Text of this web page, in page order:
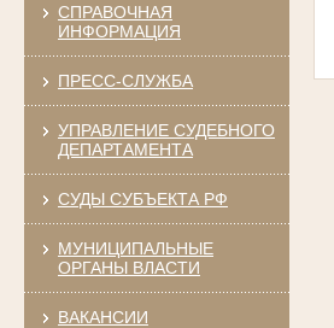
СПРАВОЧНАЯ
ИНФОРМАЦИЯ
ПРЕСС-СЛУЖБА
УПРАВЛЕНИЕ СУДЕБНОГО
ДЕПАРТАМЕНТА
СУДЫ СУБЪЕКТА РФ
МУНИЦИПАЛЬНЫЕ
ОРГАНЫ ВЛАСТИ
ВАКАНСИИ